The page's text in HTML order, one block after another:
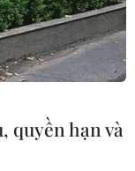
quyền hạn và